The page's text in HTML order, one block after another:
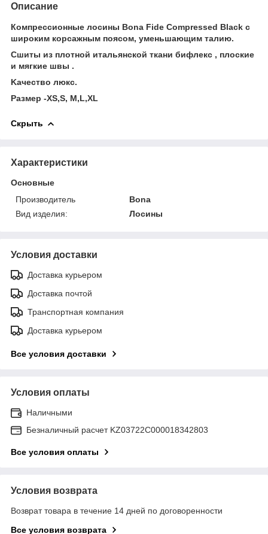
Описание
Компрессионные лосины Bona Fide Compressed Black c
широким корсажным поясом, уменьшающим талию.
Cшиты из плотной итальянской ткани бифлекс , плоские
и мягкие швы .
Kачество люкс.
Размер -XS,S, M,L,XL
Скрыть
Характеристики
Основные
Производитель
Bona
Вид изделия:
Лосины
Условия доставки
Доставка курьером
Доставка почтой
Транспортная компания
Доставка курьером
Все условия доставки
Условия оплаты
Наличными
Безналичный расчет KZ03722C000018342803
Все условия оплаты
Условия возврата
Возврат товара в течение 14 дней по договоренности
Все условия возврата